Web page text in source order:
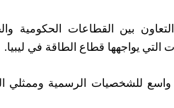
بين القطاعات الحكومية
يواجهها قطاع الطاقة في ليبيا.
واسع للشخصيات الرسمية وممثلي